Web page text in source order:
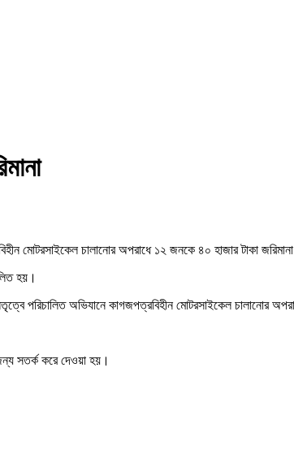
মোটরসাইকেল চালানোর অপরাধে ১২ জনকে ৪০ হাজার টাকা
হয়।
পরিচালিত অভিযানে কাগজপত্রবিহীন মোটরসাইকেল
সতর্ক করে দেওয়া হয়।